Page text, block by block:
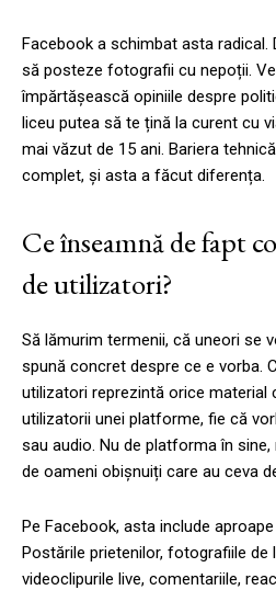
Facebook a schimbat asta radical.
să posteze fotografii cu nepoții.
împărtășească opiniile despre
liceu putea să te țină la curent cu
mai văzut de 15 ani. Bariera
complet, și asta a făcut diferența.
Ce înseamnă de fapt
de utilizatori?
Să lămurim termenii, că uneori se
spună concret despre ce e vorba.
utilizatori reprezintă orice material
utilizatorii unei platforme, fie că
sau audio. Nu de platforma în
de oameni obișnuiți care au ceva
Pe Facebook, asta include
Postările prietenilor, fotografiile de
videoclipurile live, comentariile,